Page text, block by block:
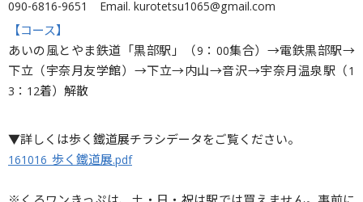
090-6816-9651 Email. kurotetsu1065@gmail.com
【コース】
あいの風とやま鉄道「黒部駅」（9：00集合）→電鉄黒部駅→
下立（宇奈月友学館）→下立→内山→音沢→宇奈月温泉駅（1
3：12着）解散
▼詳しくは歩く鐵道展チラシデータをご覧ください。
161016_歩く鐵道展.pdf